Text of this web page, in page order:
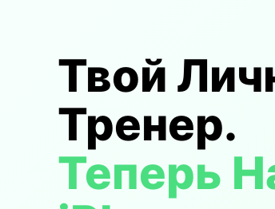
Твой
Тренер.
Теперь